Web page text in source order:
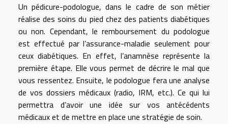
Un pédicure-podologue, dans le cadre de son métier
réalise des soins du pied chez des patients diabétiques
ou non. Cependant, leremboursement du podologue
est effectué par l’assurance-maladie seulement pour
ceux diabétiques. En effet, l’anamnèse représente la
première étape. Elle vous permet de décrire le mal que
vous ressentez. Ensuite, le podologue fera une analyse
de vos dossiers médicaux (radio, IRM, etc.). Ce qui lui
permettra d’avoir une idée sur vos antécédents
médicaux et de mettre en place une stratégie de soin.